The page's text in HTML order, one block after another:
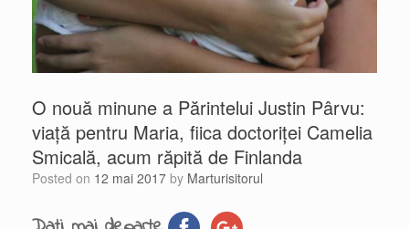
O nouă minune a Părintelui Justin Pârvu:
viaţă pentru Maria, fiica doctoriţei Camelia
Smicală, acum răpită de Finlanda
Posted on 12 mai 2017 by Marturisitorul